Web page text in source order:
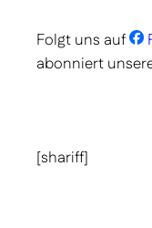
Folgt uns auf
abonniert
[shariff]